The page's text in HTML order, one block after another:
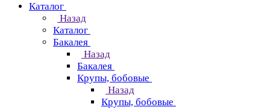
Каталог
Назад
Каталог
Бакалея
Назад
Бакалея
Крупы, бобовые
Назад
Крупы, бобовые